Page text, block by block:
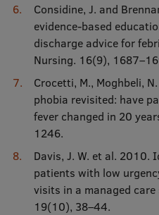
Considine, J. and
evidence-based
discharge advice for
Nursing. 16(9),
Crocetti, M., Moghbeli,
phobia revisited: have
fever changed in 20
1246.
Davis, J. W. et al.
patients with low
visits in a managed
19(10), 38–44.